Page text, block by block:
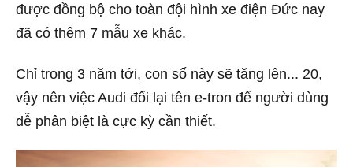
được đồng bộ cho toàn đội hình xe điện Đức nay
đã có thêm 7 mẫu xe khác.
Chỉ trong 3 năm tới, con số này sẽ tăng lên... 20,
vậy nên việc Audi đổi lại tên e-tron để người dùng
dễ phân biệt là cực kỳ cần thiết.